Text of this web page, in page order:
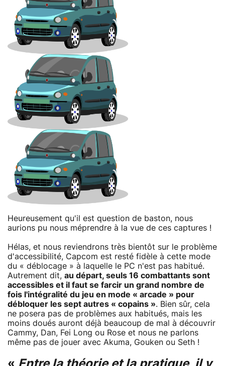
Heureusement qu'il est question de baston, nous
aurions pu nous méprendre à la vue de ces captures !
Hélas, et nous reviendrons très bientôt sur le problème
d'accessibilité, Capcom est resté fidèle à cette mode
du « déblocage » à laquelle le PC n'est pas habitué.
Autrement dit, au départ, seuls 16 combattants sont
accessibles et il faut se farcir un grand nombre de
fois l'intégralité du jeu en mode « arcade » pour
débloquer les sept autres « copains ». Bien sûr, cela
ne posera pas de problèmes aux habitués, mais les
moins doués auront déjà beaucoup de mal à découvrir
Cammy, Dan, Fei Long ou Rose et nous ne parlons
même pas de jouer avec Akuma, Gouken ou Seth !